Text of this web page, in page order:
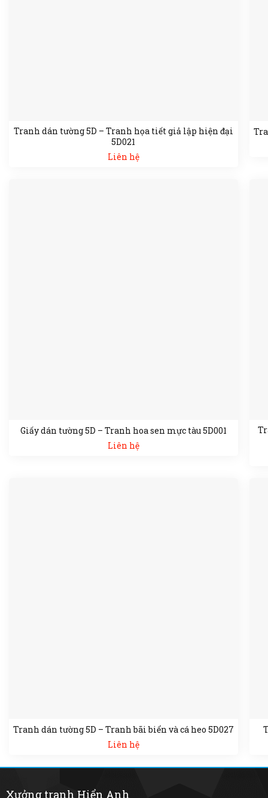
Tranh dán tường 5D – Tranh họa tiết giả lập hiện đại
5D021
Liên hệ
Giấy dán tường 5D – Tranh hoa sen mực tàu 5D001
Liên hệ
Tranh dán tường 5D – Tranh bãi biển và cá heo 5D027
Liên hệ
Xưởng tranh Hiển Anh